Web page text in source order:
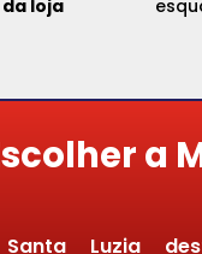
loja
a
Luzia